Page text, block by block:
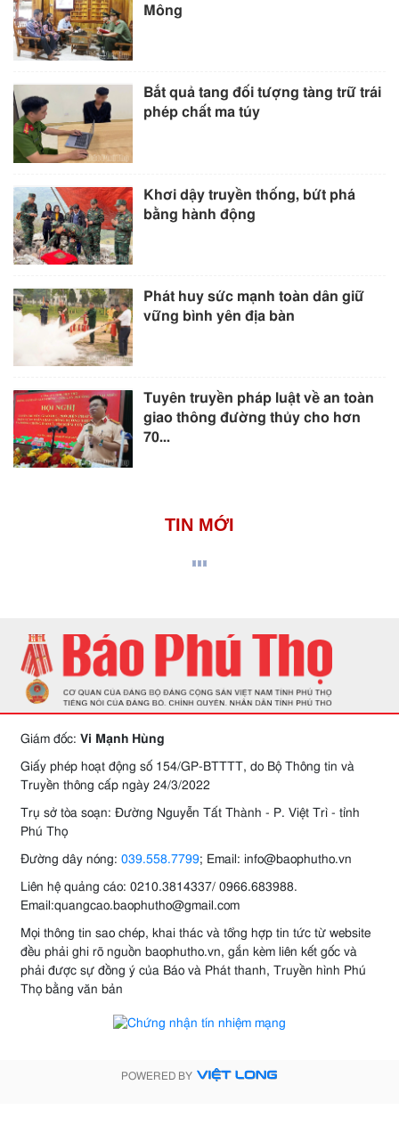
Mông
Bắt quả tang đối tượng tàng trữ trái
phép chất ma túy
Khơi dậy truyền thống, bứt phá
bằng hành động
Phát huy sức mạnh toàn dân giữ
vững bình yên địa bàn
Tuyên truyền pháp luật về an toàn
giao thông đường thủy cho hơn
70...
TIN MỚI
Giám đốc: Vi Mạnh Hùng
Giấy phép hoạt động số 154/GP-BTTTT, do Bộ Thông tin và
Truyền thông cấp ngày 24/3/2022
Trụ sở tòa soạn: Đường Nguyễn Tất Thành - P. Việt Trì - tỉnh
Phú Thọ
Đường dây nóng: 039.558.7799; Email: info@baophutho.vn
Liên hệ quảng cáo: 0210.3814337/ 0966.683988.
Email:quangcao.baophutho@gmail.com
Mọi thông tin sao chép, khai thác và tổng hợp tin tức từ website
đều phải ghi rõ nguồn baophutho.vn, gắn kèm liên kết gốc và
phải được sự đồng ý của Báo và Phát thanh, Truyền hình Phú
Thọ bằng văn bản
POWERED BY